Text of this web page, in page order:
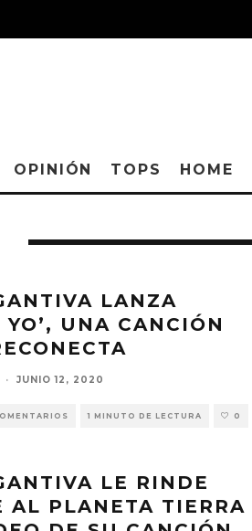
OPINIÓN TOPS HOME
LANZA
YO’, UNA CANCIÓN
· JUNIO 12, 2020
1 MINUTO DE LECTURA 0
LE RINDE
AL PLANETA TIERRA